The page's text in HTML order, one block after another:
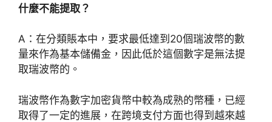
什麼不能提取？
A：在分類賬本中，要求最低達到20個瑞波幣的數
量來作為基本儲備金，因此低於這個數字是無法提
取瑞波幣的。
瑞波幣作為數字加密貨幣中較為成熟的幣種，已經
取得了一定的進展，在跨境支付方面也得到越來越